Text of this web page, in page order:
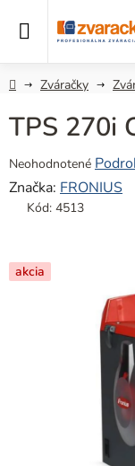
DomovZváračky
TPS 270i
Priemerné
hodnotenie
produktu
z
5
Neohodnotené
Značka: FRONIUS
Kód: 4513
akcia